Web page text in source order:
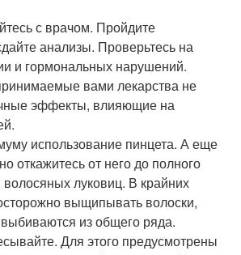
с врачом. Пройдите
анализы. Проверьтесь на
и гормональных нарушений.
вами лекарства не
эффекты, влияющие на
использование пинцета. А еще
откажитесь от него до полного
луковиц. В крайних
выщипывать волоски,
из общего ряда.
Для этого предусмотрены